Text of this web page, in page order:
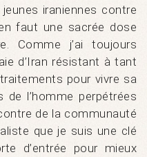
iraniennes contre
faut une sacrée dose
Comme j’ai toujours
d’Iran résistant à tant
pour vivre sa
l’homme perpétrées
de la communauté
que je suis une clé
d’entrée pour mieux